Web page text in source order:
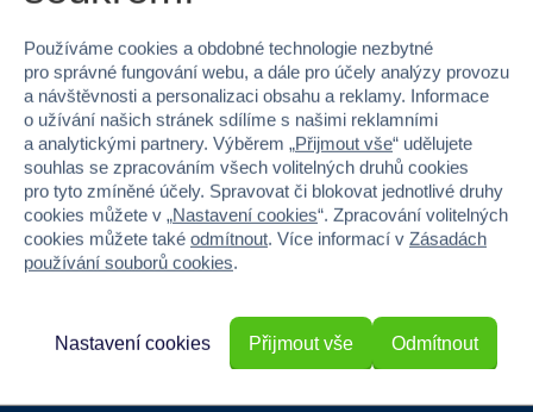
Pohlaví HOLKA, KLUK
Počet dílků 500
Šířka 31
Výška 20.3
Hloubka
Používáme cookies a obdobné technologie nezbytné
pro správné fungování webu, a dále pro účely analýzy provozu
a návštěvnosti a personalizaci obsahu a reklamy. Informace
o užívání našich stránek sdílíme s našimi reklamními
a analytickými partnery. Výběrem „Přijmout vše“ udělujete
souhlas se zpracováním všech volitelných druhů cookies
pro tyto zmíněné účely. Spravovat či blokovat jednotlivé druhy
cookies můžete v „Nastavení cookies“. Zpracování volitelných
cookies můžete také odmítnout. Více informací v Zásadách
používání souborů cookies.
Odmítnout
Nastavení cookies Přijmout vše